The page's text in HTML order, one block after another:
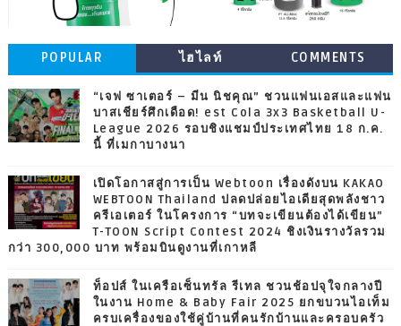
POPULAR ไฮไลท์ COMMENTS
“เจฟ ซาเตอร์ – มีน นิชคุณ” ชวนแฟนเอสและแฟน
บาสเชียร์ศึกเดือด! est Cola 3x3 Basketball U-
League 2026 รอบชิงแชมป์ประเทศไทย 18 ก.ค.
นี้ ที่เมกาบางนา
เปิดโอกาสสู่การเป็น Webtoon เรื่องดังบน KAKAO
WEBTOON Thailand ปลดปล่อยไอเดียสุดพลังชาว
ครีเอเตอร์ ในโครงการ “บทจะเขียนต้องได้เขียน”
T-TOON Script Contest 2024 ชิงเงินรางวัลรวม
กว่า 300,000 บาท พร้อมบินดูงานที่เกาหลี
ท็อปส์ ในเครือเซ็นทรัล รีเทล ชวนช้อปจุใจกลางปี
ในงาน Home & Baby Fair 2025 ยกขบวนไอเท็ม
ครบเครื่องของใช้คู่บ้านที่คนรักบ้านและครอบครัว